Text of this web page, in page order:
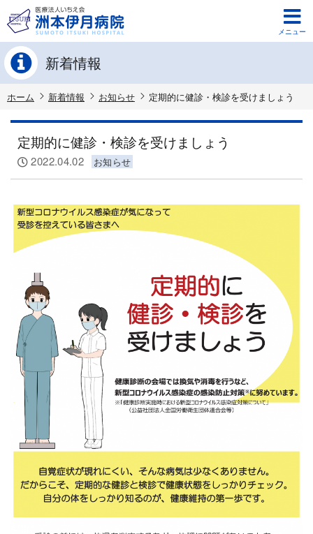
メニュー
新着情報
ホーム 新着情報 お知らせ 定期的に健診・検診を受けましょう
定期的に健診・検診を受けましょう
2022.04.02 お知らせ